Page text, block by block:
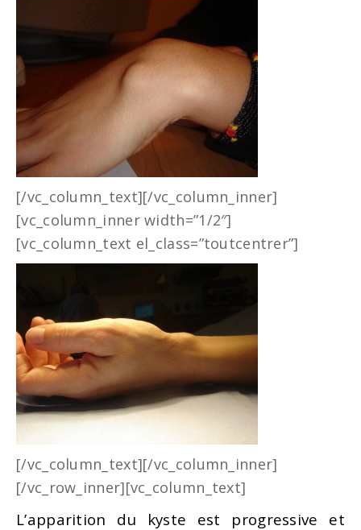
[/vc_column_text][/vc_column_inner]
[vc_column_inner width=”1/2″]
[vc_column_text el_class=”toutcentrer”]
[/vc_column_text][/vc_column_inner]
[/vc_row_inner][vc_column_text]
L’apparition du kyste est progressive et